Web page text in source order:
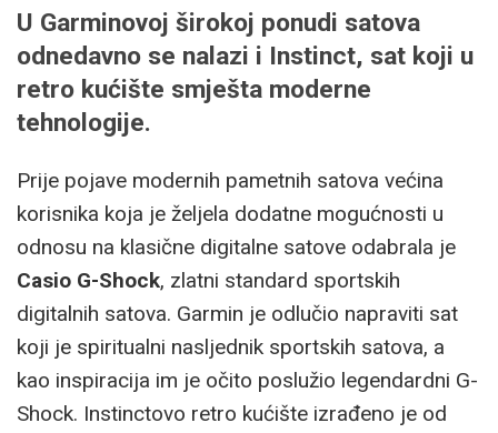
U Garminovoj širokoj ponudi satova
odnedavno se nalazi i Instinct, sat koji u
retro kućište smješta moderne
tehnologije.
Prije pojave modernih pametnih satova većina
korisnika koja je željela dodatne mogućnosti u
odnosu na klasične digitalne satove odabrala je
Casio G-Shock, zlatni standard sportskih
digitalnih satova. Garmin je odlučio napraviti sat
koji je spiritualni nasljednik sportskih satova, a
kao inspiracija im je očito poslužio legendardni G-
Shock. Instinctovo retro kućište izrađeno je od